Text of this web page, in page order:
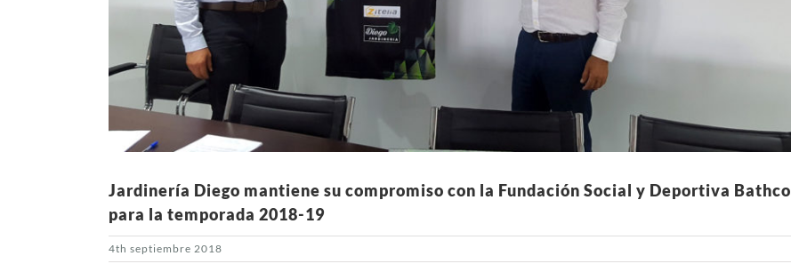
Jardinería Diego mantiene su compromiso con la Fundación Social y Deportiva Bathco
para la temporada 2018-19
4th septiembre 2018